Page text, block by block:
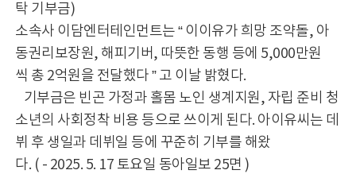
탁 기부금)
소속사 이담엔터테인먼트는 “ 이이유가 희망 조약돌, 아
동권리보장원, 해피기버, 따뜻한 동행 등에 5,000만원
씩 총 2억원을 전달했다 ” 고 이날 밝혔다.
기부금은 빈곤 가정과 홀몸 노인 생계지원, 자립 준비 청
소년의 사회정착 비용 등으로 쓰이게 된다. 아이유씨는 데
뷔 후 생일과 데뷔일 등에 꾸준히 기부를 해왔
다. ( - 2025. 5. 17 토요일 동아일보 25면 )